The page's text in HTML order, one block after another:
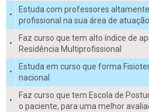
•
Estuda com professores
profissional na sua área de atuação
•
Faz curso que tem alto índice de
Residência Multiprofissional
•
Estuda em curso que forma
nacional
•
Faz curso que tem Escola de
o paciente, para uma melhor